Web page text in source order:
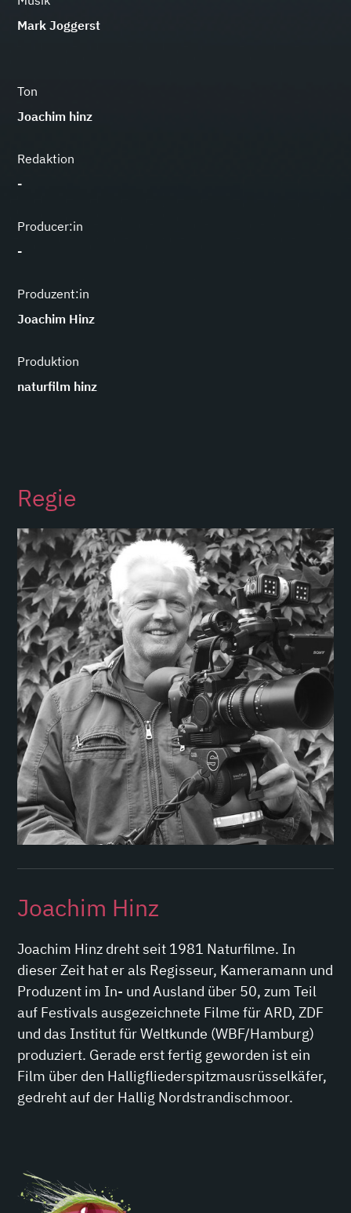
Mark Joggerst
Ton
Joachim hinz
Redaktion
-
Producer:in
-
Produzent:in
Joachim Hinz
Produktion
naturfilm hinz
Regie
Joachim Hinz
Joachim Hinz dreht seit 1981 Naturfilme. In
dieser Zeit hat er als Regisseur, Kameramann und
Produzent im In- und Ausland über 50, zum Teil
auf Festivals ausgezeichnete Filme für ARD, ZDF
und das Institut für Weltkunde (WBF/Hamburg)
produziert. Gerade erst fertig geworden ist ein
Film über den Halligfliederspitzmausrüsselkäfer,
gedreht auf der Hallig Nordstrandischmoor.